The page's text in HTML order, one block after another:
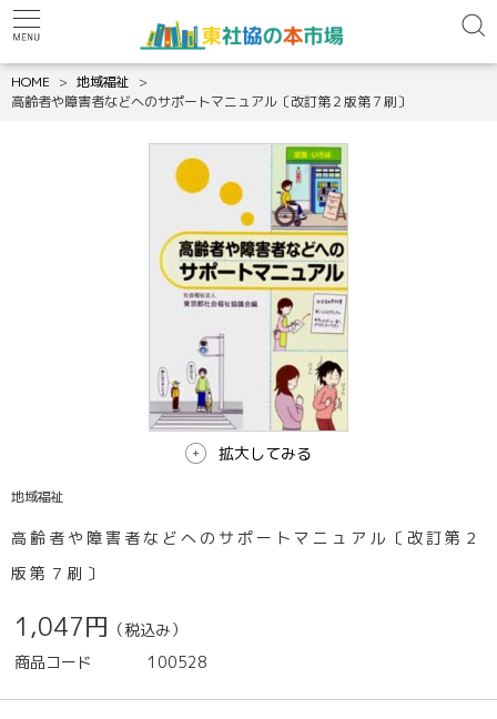
HOME
地域福祉
高齢者や障害者などへのサポートマニュアル〔改訂第２版第７刷〕
拡大してみる
地域福祉
高齢者や障害者などへのサポートマニュアル〔改訂第２
版第７刷〕
1,047円 （税込み）
商品コード
100528